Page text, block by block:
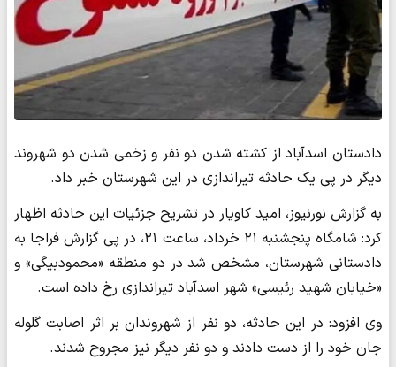
دادستان اسدآباد از کشته شدن دو نفر و زخمی شدن دو شهروند
دیگر در پی یک حادثه تیراندازی در این شهرستان خبر داد.
به گزارش نورنیوز، امید کاویار در تشریح جزئیات این حادثه اظهار
کرد: شامگاه پنجشنبه ۲۱ خرداد، ساعت ۲۱، در پی گزارش فراجا به
دادستانی شهرستان، مشخص شد در دو منطقه «محمودبیگی» و
«خیابان شهید رئیسی» شهر اسدآباد تیراندازی رخ داده است.
وی افزود: در این حادثه، دو نفر از شهروندان بر اثر اصابت گلوله
جان خود را از دست دادند و دو نفر دیگر نیز مجروح شدند.